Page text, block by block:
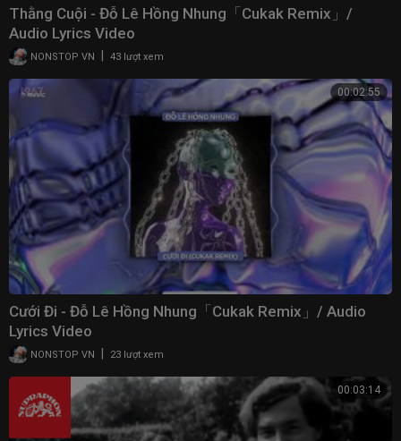
Thằng Cuội - Đỗ Lê Hồng Nhung「Cukak Remix」/
Audio Lyrics Video
NONSTOP VN 43 lượt xem
00:02:55
Cưới Đi - Đỗ Lê Hồng Nhung「Cukak Remix」/ Audio
Lyrics Video
NONSTOP VN | 23 lượt xem
00:03:14